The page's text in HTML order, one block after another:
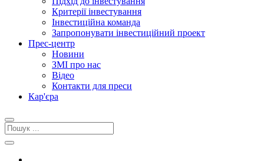
Критерії інвестування
Інвестиційна команда
Запропонувати інвестиційний проект
Прес-центр
Новини
ЗМІ про нас
Відео
Контакти для преси
Кар'єра